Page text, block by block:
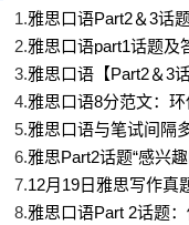
更多细节或使用扩
练习口语的最佳策
够保持备考积极性
能力。
1.雅思口语Part2＆3话
2.雅思口语part1话题及
3.雅思口语【Part2＆3
4.雅思口语8分范文：
5.雅思口语与笔试间隔
6.雅思Part2话题“感兴
7.12月19日雅思写作真
8.雅思口语Part 2话题